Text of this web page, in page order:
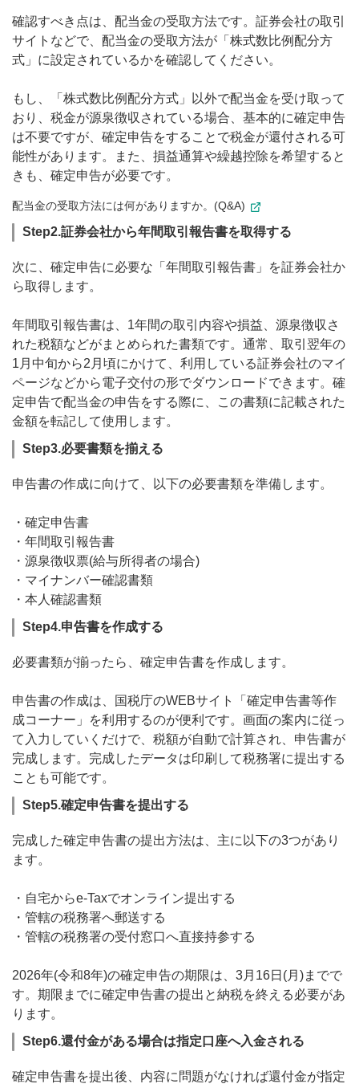
確認すべき点は、配当金の受取方法です。証券会社の取引
サイトなどで、配当金の受取方法が「株式数比例配分方
式」に設定されているかを確認してください。
もし、「株式数比例配分方式」以外で配当金を受け取って
おり、税金が源泉徴収されている場合、基本的に確定申告
は不要ですが、確定申告をすることで税金が還付される可
能性があります。また、損益通算や繰越控除を希望すると
きも、確定申告が必要です。
配当金の受取方法には何がありますか。(Q&A)
Step2.証券会社から年間取引報告書を取得する
次に、確定申告に必要な「年間取引報告書」を証券会社か
ら取得します。
年間取引報告書は、1年間の取引内容や損益、源泉徴収さ
れた税額などがまとめられた書類です。通常、取引翌年の
1月中旬から2月頃にかけて、利用している証券会社のマイ
ページなどから電子交付の形でダウンロードできます。確
定申告で配当金の申告をする際に、この書類に記載された
金額を転記して使用します。
Step3.必要書類を揃える
申告書の作成に向けて、以下の必要書類を準備します。
・確定申告書
・年間取引報告書
・源泉徴収票(給与所得者の場合)
・マイナンバー確認書類
・本人確認書類
Step4.申告書を作成する
必要書類が揃ったら、確定申告書を作成します。
申告書の作成は、国税庁のWEBサイト「確定申告書等作
成コーナー」を利用するのが便利です。画面の案内に従っ
て入力していくだけで、税額が自動で計算され、申告書が
完成します。完成したデータは印刷して税務署に提出する
ことも可能です。
Step5.確定申告書を提出する
完成した確定申告書の提出方法は、主に以下の3つがあり
ます。
・自宅からe-Taxでオンライン提出する
・管轄の税務署へ郵送する
・管轄の税務署の受付窓口へ直接持参する
2026年(令和8年)の確定申告の期限は、3月16日(月)までで
す。期限までに確定申告書の提出と納税を終える必要があ
ります。
Step6.還付金がある場合は指定口座へ入金される
確定申告書を提出後、内容に問題がなければ還付金が指定